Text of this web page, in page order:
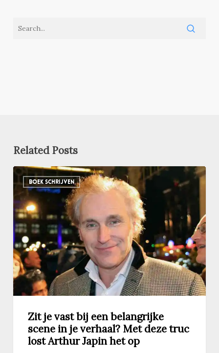
Related Posts
BOEK SCHRIJVEN
Zit
je
vast
bij
een
belangrijke
scene
in
je
verhaal?
Met
truc
Arthur
Japin
Zit je vast bij een belangrijke
scene in je verhaal? Met deze truc
lost Arthur Japin het op